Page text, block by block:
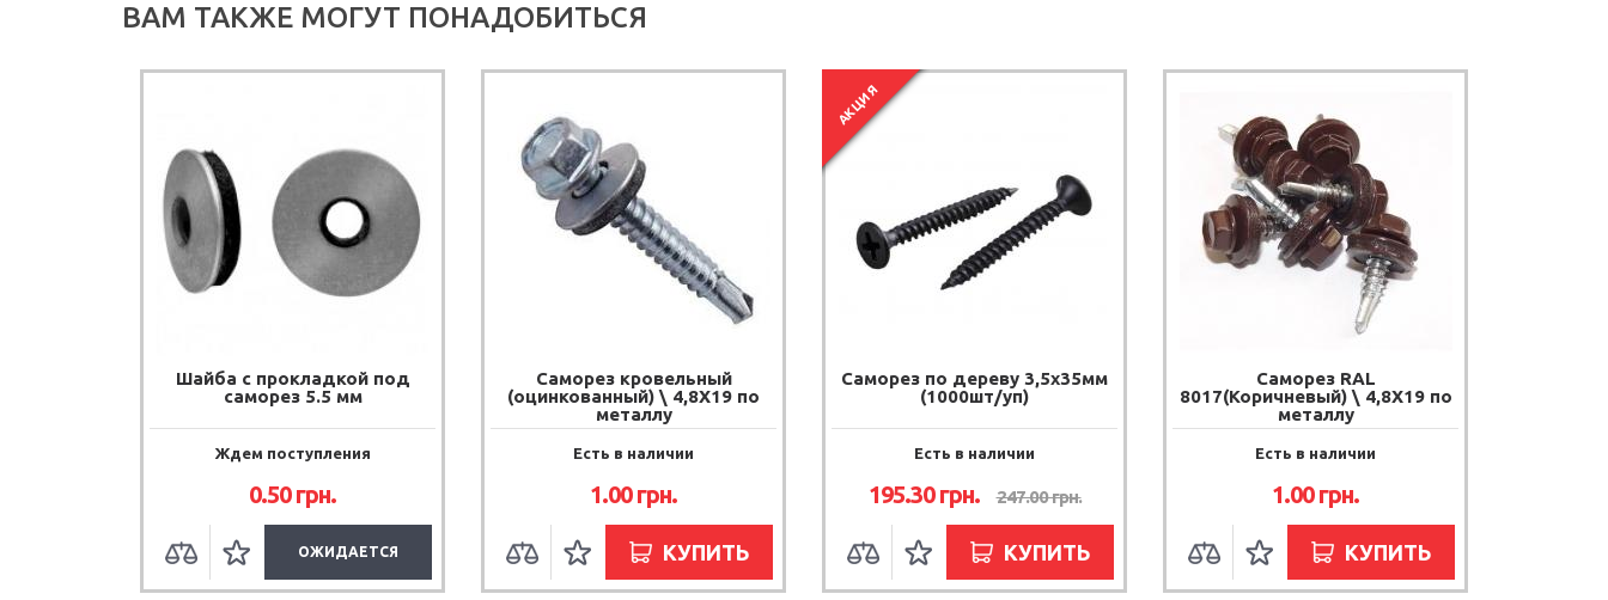
ВАМ ТАКЖЕ МОГУТ ПОНАДОБИТЬСЯ
Шайба с прокладкой под
саморез 5.5 мм
Ждем поступления
0.50грн.
ОЖИДАЕТСЯ
Саморез кровельный
(оцинкованный) \ 4,8Х19 по
металлу
Есть в наличии
1.00грн.
КУПИТЬ
АКЦИЯ
Саморез по дереву 3,5х35мм
(1000шт/уп)
Есть в наличии
195.30грн. 247.00грн.
КУПИТЬ
Саморез RAL
8017(Коричневый) \ 4,8Х19 по
металлу
Есть в наличии
1.00грн.
КУПИТЬ